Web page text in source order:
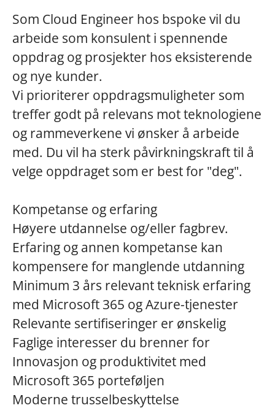
Som Cloud Engineer hos bspoke vil du
arbeide som konsulent i spennende
oppdrag og prosjekter hos eksisterende
og nye kunder.
Vi prioriterer oppdragsmuligheter som
treffer godt på relevans mot teknologiene
og rammeverkene vi ønsker å arbeide
med. Du vil ha sterk påvirkningskraft til å
velge oppdraget som er best for "deg".
Kompetanse og erfaring
Høyere utdannelse og/eller fagbrev.
Erfaring og annen kompetanse kan
kompensere for manglende utdanning
Minimum 3 års relevant teknisk erfaring
med Microsoft 365 og Azure-tjenester
Relevante sertifiseringer er ønskelig
Faglige interesser du brenner for
Innovasjon og produktivitet med
Microsoft 365 porteføljen
Moderne trusselbeskyttelse